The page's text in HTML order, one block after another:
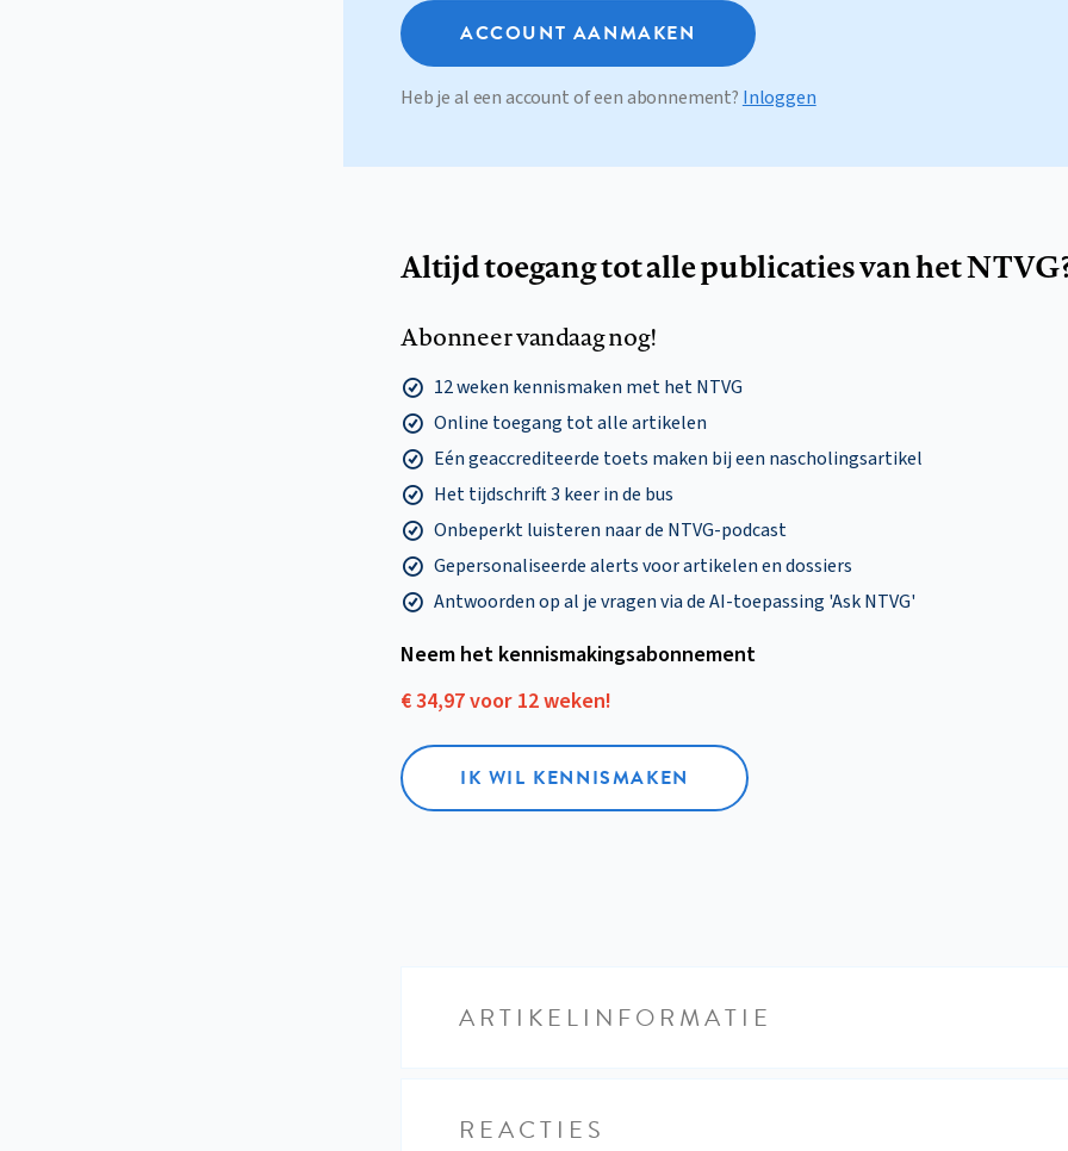
ACCOUNT AANMAKEN
Heb je al een account of een abonnement? Inloggen
Altijd toegang tot alle publicaties van het
Abonneer vandaag nog!
12 weken kennismaken met het NTVG
Online toegang tot alle artikelen
Eén geaccrediteerde toets maken bij een nascholingsartikel
Het tijdschrift 3 keer in de bus
Onbeperkt luisteren naar de NTVG-podcast
Gepersonaliseerde alerts voor artikelen en dossiers
Antwoorden op al je vragen via de AI-toepassing 'Ask NTVG'
Neem het kennismakings­abonnement
€ 34,97 voor 12 weken!
IK WIL KENNISMAKEN
ARTIKELINFORMATIE
REACTIES